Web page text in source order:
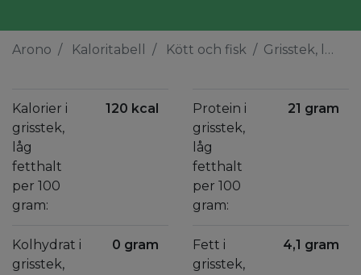
Arono Kaloritabell Kött och fisk Grisstek, låg fetthalt
Kalorier i
grisstek,
låg
fetthalt
per 100
gram:
120 kcal
Kolhydrat i
grisstek,
0 gram
Protein i
grisstek,
låg
fetthalt
per 100
gram:
21 gram
Fett i
grisstek,
4,1 gram